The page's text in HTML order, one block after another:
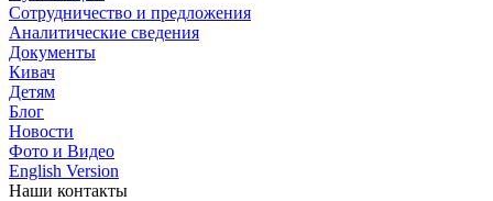
Сотрудничество и предложения
Аналитические сведения
Документы
Кивач
Детям
Блог
Новости
Фото и Видео
English Version
Наши контакты